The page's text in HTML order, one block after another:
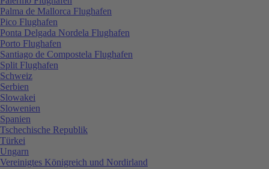
Palma de Mallorca Flughafen
Pico Flughafen
Ponta Delgada Nordela Flughafen
Porto Flughafen
Santiago de Compostela Flughafen
Split Flughafen
Schweiz
Serbien
Slowakei
Slowenien
Spanien
Tschechische Republik
Türkei
Ungarn
Vereinigtes Königreich und Nordirland